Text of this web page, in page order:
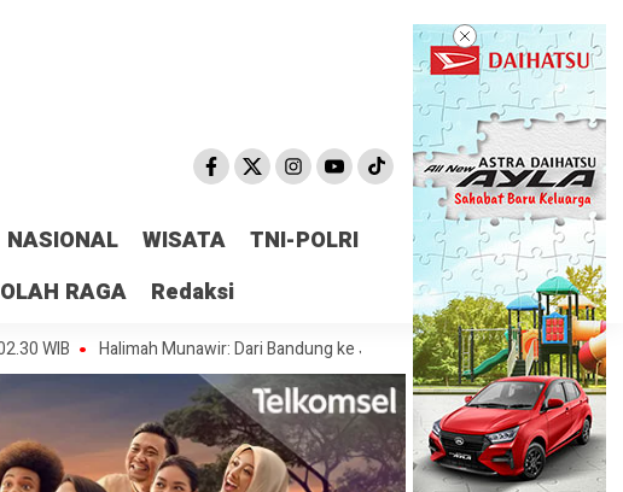
NASIONAL WISATA
TNI-POLRI
OLAH RAGA Redaksi
Halimah Munawir: Dari Bandung ke Jakarta, MMS Bawa Semangat Kesundaan